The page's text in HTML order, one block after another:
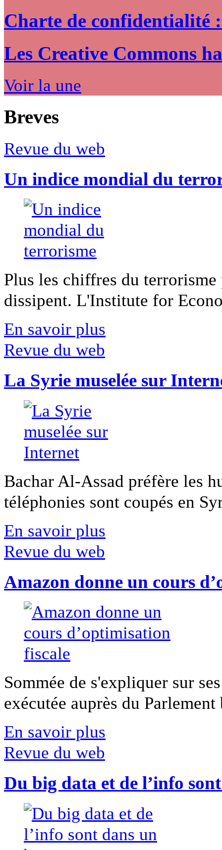
Charte de confidentialité
Les Creative Commons
Voir la une
Breves
Revue du web
Un indice mondial du
Plus les chiffres du
dissipent. L'Institute for
En savoir plus
Revue du web
La Syrie muselée sur
Bachar Al-Assad préfère les
téléphonies sont coupés en
En savoir plus
Revue du web
Amazon donne un cours
Sommée de s'expliquer sur
exécutée auprès du
En savoir plus
Revue du web
Du big data et de l’info